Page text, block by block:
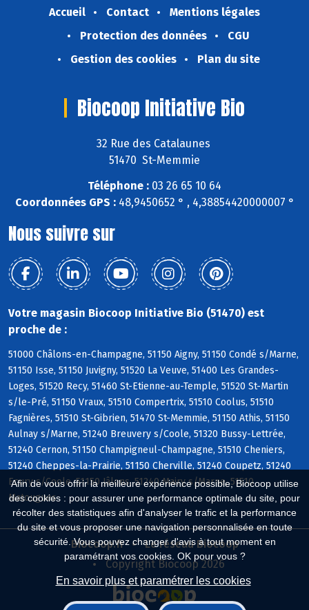
Afin de vous offrir la meilleure expérience possible, Biocoop utilise
des cookies : pour assurer une performance optimale du site, pour
récolter des statistiques afin d'analyser le trafic et la performance
du site et vous proposer une navigation personnalisée en toute
sécurité. Vous pouvez changer d'avis à tout moment en
paramétrant vos cookies. OK pour vous ?
En savoir plus et paramétrer les cookies
Accueil Contact
Mentions légales
Protection des données
CGU
Gestion des cookies
Plan du site
Biocoop Initiative Bio
32 Rue des Catalaunes
51470 St-Memmie
Téléphone : 03 26 65 10 64
Coordonnées GPS :48,9450652 ° , 4,38854420000007 °
Nous suivre sur
Votre magasin Biocoop Initiative Bio (51470) est
proche de :
51000 Châlons-en-Champagne, 51150 Aigny, 51150 Condé s/Marne,
51150 Isse, 51150 Juvigny, 51520 La Veuve, 51400 Les Grandes-
Loges, 51520 Recy, 51460 St-Etienne-au-Temple, 51520 St-Martin
s/le-Pré, 51150 Vraux, 51510 Compertrix, 51510 Coolus, 51510
Fagnières, 51510 St-Gibrien, 51470 St-Memmie, 51150 Athis, 51150
Aulnay s/Marne, 51240 Breuvery s/Coole, 51320 Bussy-Lettrée,
51240 Cernon, 51150 Champigneul-Champagne, 51510 Cheniers,
51240 Cheppes-la-Prairie, 51150 Cherville, 51240 Coupetz, 51240
Ecury s/Coole, 51150 Jâlons, 51240 Mairy s/Marne, 51510
Matougues
Biocoop.fr
Le réseau Biocoop
Copyright Biocoop 2026